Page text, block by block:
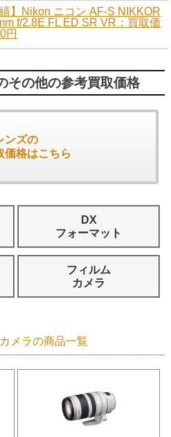
績】Nikon ニコン AF-S NIKKOR
f/2.8E FL ED SR VR：買取価
円
その他の参考買取価格
ンズの
価格はこちら
DX
フォーマット
フィルム
カメラ
メラの商品一覧